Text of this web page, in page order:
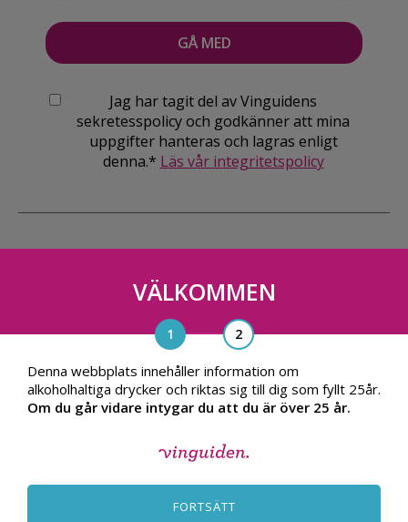
Jag har tagit del av Vinguidens
sekretesspolicy och godkänner att mina
uppgifter hanteras och lagras enligt
denna.* Läs vår integritetspolicy
Vinguiden Nordic AB
Blasieholmsgatan 4A, 111 48, Stockholm
info@vinguiden.com
INTEGRITETSPOLICY
VÄLKOMMEN
Denna webbplats innehåller information om
alkoholhaltiga drycker och riktas sig till dig som fyllt 25år.
Om du går vidare intygar du att du är över 25 år.
FORTSÄTT